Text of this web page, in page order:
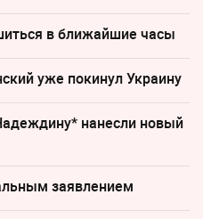
в ближайшие часы
уже покинул Украину
нанесли новый
заявлением